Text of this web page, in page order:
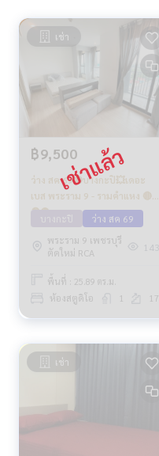
เช่า
฿9,500
ว่าง สค 69🔴บางกะปิ💥เดอะ
เบส พระราม 9 - รามคำแหง 🔴
🟢🟡
ว่าง สค 69
พระราม 9 เพชรบุรี
ตัดใหม่ RCA
143
พื้นที่ : 25.89 ตร.ม.
ห้องสตูดิโอ 1 17
เช่า